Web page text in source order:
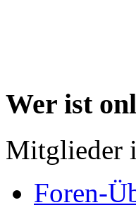
Wer ist
Mitglieder
Foren-